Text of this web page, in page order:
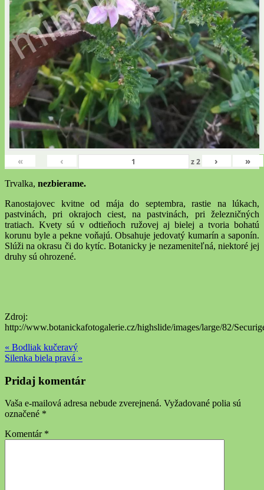
« ‹ z2 › »
Trvalka, nezbierame.
Ranostajovec kvitne od mája do septembra, rastie na lúkach,
pastvinách, pri okrajoch ciest, na pastvinách, pri železničných
tratiach. Kvety sú v odtieňoch ružovej aj bielej a tvoria bohatú
korunu byle a pekne voňajú. Obsahuje jedovatý kumarín a saponín.
Slúži na okrasu či do kytíc. Botanicky je nezameniteľná, niektoré jej
druhy sú ohrozené.
Zdroj:
http://www.botanickafotogalerie.cz/highslide/images/large/82/
« Bodliak kučeravý
Silenka biela pravá »
Pridaj komentár
Vaša e-mailová adresa nebude zverejnená. Vyžadované polia sú
označené *
Komentár *